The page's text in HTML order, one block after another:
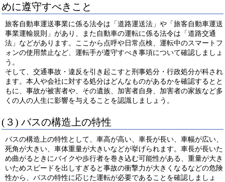
めに遵守すべきこと
旅客自動車運送事業に係る法令は「道路運送法」や「旅客自動車運送
事業運輸規則」があり、また自動車の運転に係る法令は「道路交通
法」などがあります。ここから点呼や日常点検、運転中のスマートフ
ォンの使用禁止など、運転手が遵守すべき事項について確認しましょ
う。
そして、交通事故・違反を引き起こすと刑事処分・行政処分が科され
ます。本人や会社に対する処分はどんなものがあるかを確認するとと
もに、事故が被害者や、その遺族、加害者自身、加害者の家族など多
くの人の人生に影響を与えることを認識しましょう。
(３) バスの構造上の特性
バスの構造上の特性として、車高が高い、車長が長い、車幅が広い、
死角が大きい、車体重量が大きいなどが挙げられます。車長が長いた
め曲がるときにバイクや歩行者を巻き込む可能性がある、重量が大き
いためスピードを出しすぎると事故の衝撃力が大きくなるなどの危険
性から、バスの特性に応じた運転が必要であることを確認しましょ